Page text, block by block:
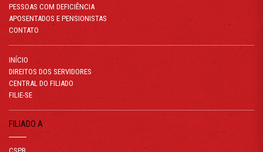
PESSOAS COM DEFICIÊNCIA
APOSENTADOS E PENSIONISTAS
CONTATO
INÍCIO
DIREITOS DOS SERVIDORES
CENTRAL DO FILIADO
FILIE-SE
FILIADO A